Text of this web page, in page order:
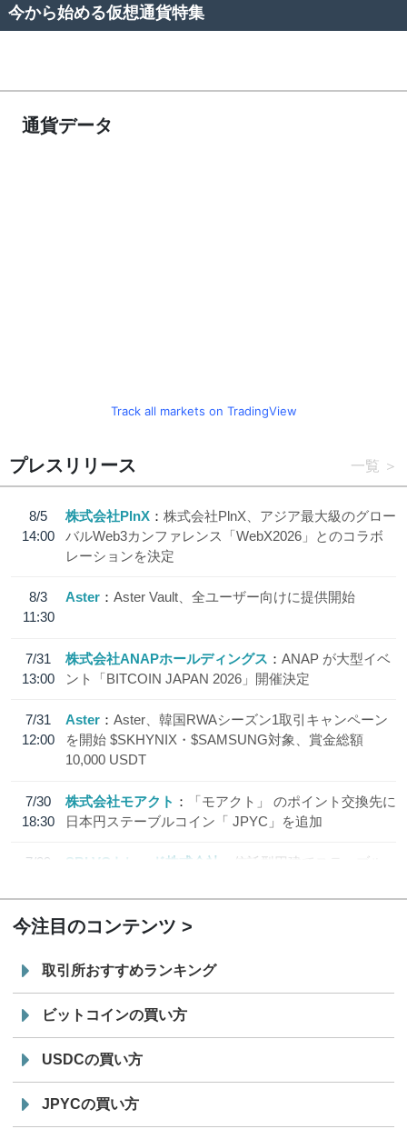
今から始める仮想通貨特集
通貨データ
Track all markets on TradingView
プレスリリース 一覧
8/5
14:00
株式会社PlnX
株式会社PlnX、アジア最大級のグロー
バルWeb3カンファレンス「WebX2026」とのコラボ
レーションを決定
8/3
11:30
Aster Aster Vault、全ユーザー向けに提供開始
7/31
13:00
株式会社ANAPホールディングス
ANAP が大型イベ
ント「BITCOIN JAPAN 2026」開催決定
7/31
12:00
Aster
Aster、韓国RWAシーズン1取引キャンペーン
を開始 $SKHYNIX・$SAMSUNG対象、賞金総額
10,000 USDT
7/30
18:30
株式会社モアクト
「モアクト」 のポイント交換先に
日本円ステーブルコイン「 JPYC」を追加
7/29
SBI VCトレード株式会社
信託型円建てステーブル
今注目のコンテンツ
取引所おすすめランキング
ビットコインの買い方
USDCの買い方
JPYCの買い方